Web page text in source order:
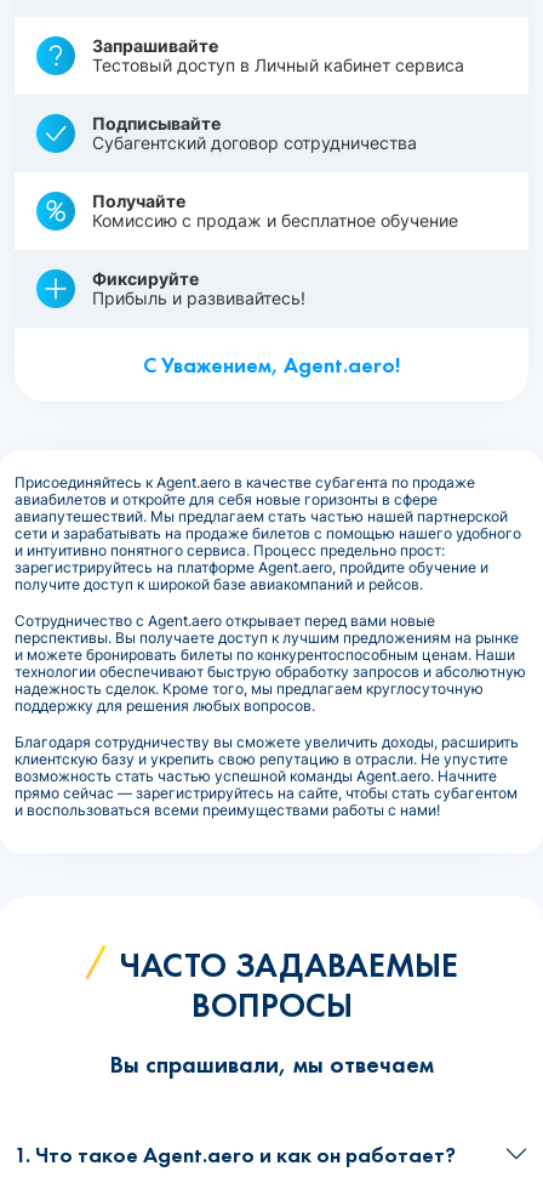
Запрашивайте
Тестовый доступ в Личный кабинет сервиса
Подписывайте
Субагентский договор сотрудничества
Получайте
Комиссию с продаж и бесплатное обучение
Фиксируйте
Прибыль и развивайтесь!
С Уважением, Agent.aero!
Присоединяйтесь к Agent.aero в качестве субагента по продаже
авиабилетов и откройте для себя новые горизонты в сфере
авиапутешествий. Мы предлагаем стать частью нашей партнерской
сети и зарабатывать на продаже билетов с помощью нашего удобного
и интуитивно понятного сервиса. Процесс предельно прост:
зарегистрируйтесь на платформе Agent.aero, пройдите обучение и
получите доступ к широкой базе авиакомпаний и рейсов.
Сотрудничество с Agent.aero открывает перед вами новые
перспективы. Вы получаете доступ к лучшим предложениям на рынке
и можете бронировать билеты по конкурентоспособным ценам. Наши
технологии обеспечивают быструю обработку запросов и абсолютную
надежность сделок. Кроме того, мы предлагаем круглосуточную
поддержку для решения любых вопросов.
Благодаря сотрудничеству вы сможете увеличить доходы, расширить
клиентскую базу и укрепить свою репутацию в отрасли. Не упустите
возможность стать частью успешной команды Agent.aero. Начните
прямо сейчас — зарегистрируйтесь на сайте, чтобы стать субагентом
и воспользоваться всеми преимуществами работы с нами!
ЧАСТО ЗАДАВАЕМЫЕ
ВОПРОСЫ
Вы спрашивали, мы отвечаем
1. Что такое Agent.aero и как он работает?